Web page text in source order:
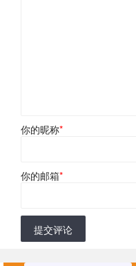
你的昵称*
你的邮箱*
提交评论